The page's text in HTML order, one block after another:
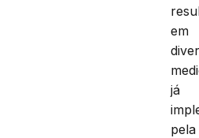
em
já
pela